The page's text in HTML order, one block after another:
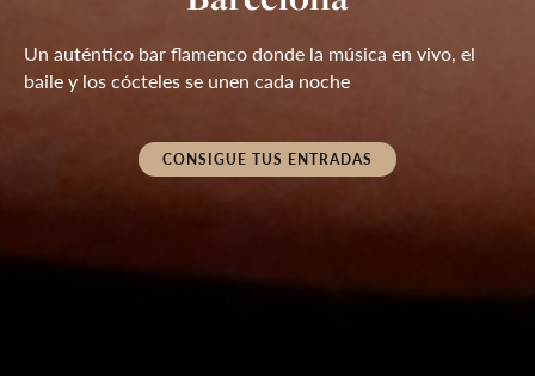
Oferta por tiempo limitado
Un auténtico bar flamenco donde la música en vivo, el
baile y los cócteles se unen cada noche
CONSIGUE TUS ENTRADAS
inspirado en la tradición del Tablao Cordobes
CONSIGUE TUS ENTRADAS
plena Las Ramblas, en un bar flamenco único
CONSIGUE TUS ENTRADAS